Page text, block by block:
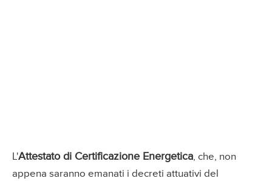
L'Attestato di Certificazione Energetica, che, non
appena saranno emanati i decreti attuativi del